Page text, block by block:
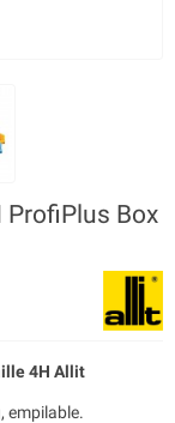
ProfiPlus Box
4H Allit
empilable.